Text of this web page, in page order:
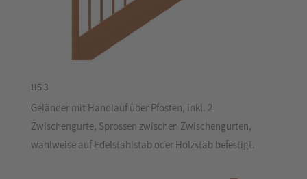
HS 3
Geländer mit Handlauf über Pfosten, inkl. 2
Zwischengurte, Sprossen zwischen Zwischengurten,
wahlweise auf Edelstahlstab oder Holzstab befestigt.